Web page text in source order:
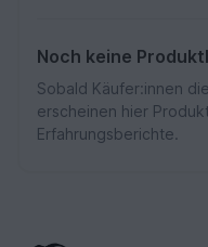
Noch keine
Sobald Käufer:innen
erscheinen hier
Erfahrungsberichte.